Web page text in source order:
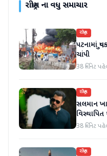
રાષ્ટ્રીયના વધુ સમાચાર
રાષ્ટ્રીય
પટનામાં
ચાંપી
38 મિનિટ
રાષ્ટ્રીય
સલમાન
પાડ્યા
38 મિનિટ
રાષ્ટ્રીય